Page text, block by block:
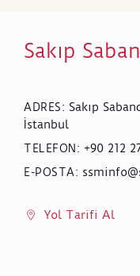
Sakıp
ADRES: Sakıp
İstanbul
TELEFON : +90 212
E-POSTA:
Yol Tarifi Al